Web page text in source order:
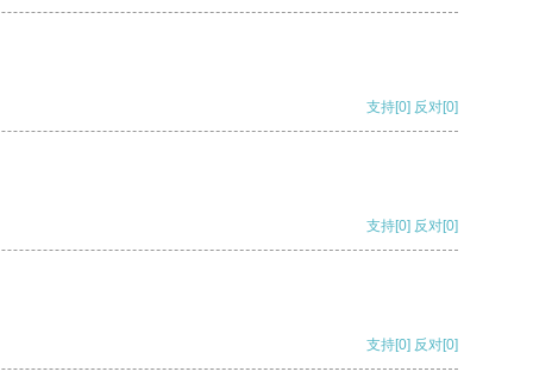
支持[0] 反对[0]
支持[0] 反对[0]
支持[0] 反对[0]